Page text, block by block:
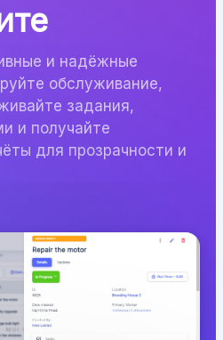
и надёжные
обслуживание,
задания,
и получайте
для прозрачности и